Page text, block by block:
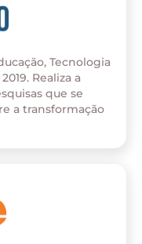
Tecnologia
Realiza a
que se
a transformação